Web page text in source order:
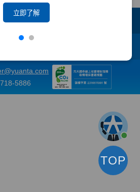
立即了解
5886
TOP